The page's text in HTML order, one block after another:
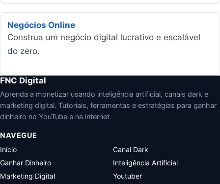
Negócios Online
Construa um negócio digital lucrativo e escalável
do zero.
FNC Digital
Aprenda a monetizar usando inteligência artificial, canais dark e
marketing digital. Tutoriais, ferramentas e estratégias para ganhar
dinheiro no YouTube e na internet.
NAVEGUE
Início
Canal Dark
Ganhar Dinheiro
Inteligência Artificial
Marketing Digital
Youtuber